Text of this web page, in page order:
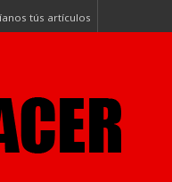
tús artículos